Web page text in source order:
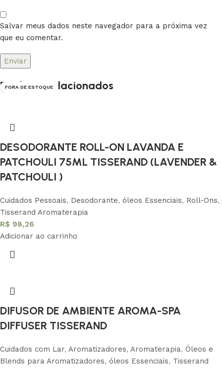
Salvar meus dados neste navegador para a próxima vez
que eu comentar.
Produtos Relacionados
DESODORANTE ROLL-ON LAVANDA E
PATCHOULI 75ML TISSERAND (LAVENDER &
PATCHOULI )
Cuidados Pessoais, Desodorante, óleos Essenciais, Roll-Ons,
Tisserand Aromaterapia
R$ 98,26
Adicionar ao carrinho
QUENTE
DIFUSOR DE AMBIENTE AROMA-SPA
DIFFUSER TISSERAND
Cuidados com Lar, Aromatizadores, Aromaterapia, Óleos e
Blends para Aromatizadores, óleos Essenciais, Tisserand
-30%
FORA DE ESTOQUE